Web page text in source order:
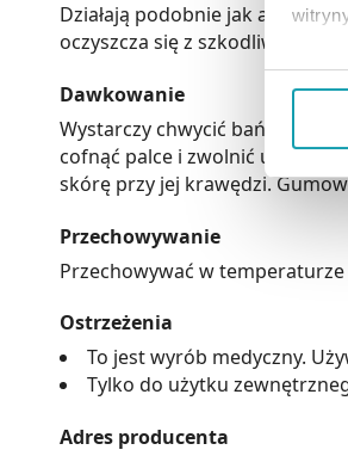
Jeżeli
Działają podobnie jak
oczyszcza się z szkodliwych
Dawkowanie
Wystarczy chwycić bańkę
cofnąć palce i zwolnić ucisk
skórę przy jej krawędzi.
Przechowywanie
Przechowywać w
Ostrzeżenia
To jest wyrób medyczny.
Tylko do użytku
Adres producenta